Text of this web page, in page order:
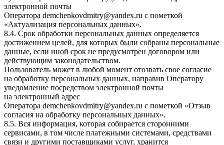
электронной почты
Оператора demchenkovdmitry@yandex.ru с пометкой
«Актуализация персональных данных».
8.4. Срок обработки персональных данных определяется
достижением целей, для которых были собраны персональные
данные, если иной срок не предусмотрен договором или
действующим законодательством.
Пользователь может в любой момент отозвать свое согласие
на обработку персональных данных, направив Оператору
уведомление посредством электронной почты
на электронный адрес
Оператора demchenkovdmitry@yandex.ru с пометкой «Отзыв
согласия на обработку персональных данных».
8.5. Вся информация, которая собирается сторонними
сервисами, в том числе платежными системами, средствами
связи и другими поставщиками услуг, хранится